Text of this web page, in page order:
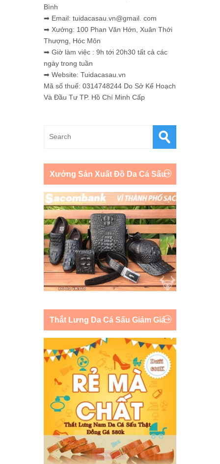
Bình
➡ Email: tuidacasau.vn@gmail. com
➡ Xưởng: 100 Phan Văn Hớn, Xuân Thới
Thượng, Hóc Môn
➡ Giờ làm việc : 9h tới 20h30 tất cả các
ngày trong tuần
➡ Website: Tuidacasau.vn
Mã số thuế: 0314748244 Do Sở Kế Hoạch
Và Đầu Tư TP. Hồ Chí Minh Cấp
Xưởng Sản Xuất Đồ Da Cá Sấu
Thắt Lưng Da Cá Sấu Giảm Giá